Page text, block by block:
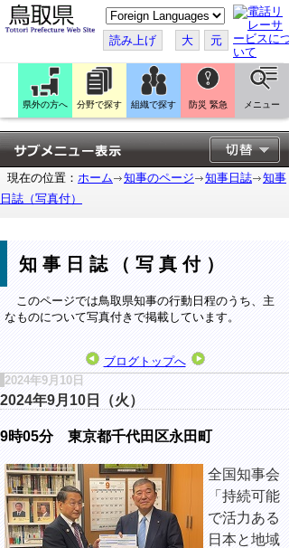
こ
の
ペ
ー
ジ
翻
訳
す
る
読み上げ 大 元
県外の方へ 分野で探す 組織で探す 防災 緊急 メニュー
現在の位置： ホーム 知事のページ 知事日誌
知事
日誌（写真付）
知事日誌（写真付）
このページでは鳥取県知事の行動日程のうち、主
なものについて写真付きで掲載しています。
ブログトップへ
2024年9月10日
2024年9月10日（火）
9時05分 東京都千代田区永田町
全国知事会
「持続可能
で活力ある
日本と地域